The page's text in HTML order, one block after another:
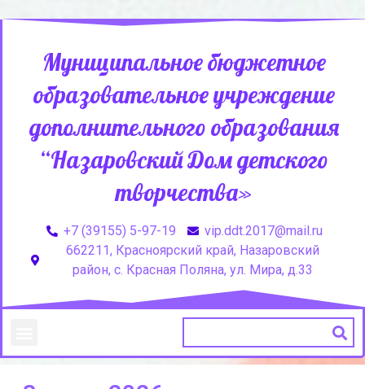
Муниципальное бюджетное
образовательное учреждение
дополнительного образования
“Назаровский Дом детского
творчества»
+7 (39155) 5-97-19
vip.ddt.2017@mail.ru
662211, Красноярский край, Назаровский
район, с. Красная Поляна, ул. Мира, д.33